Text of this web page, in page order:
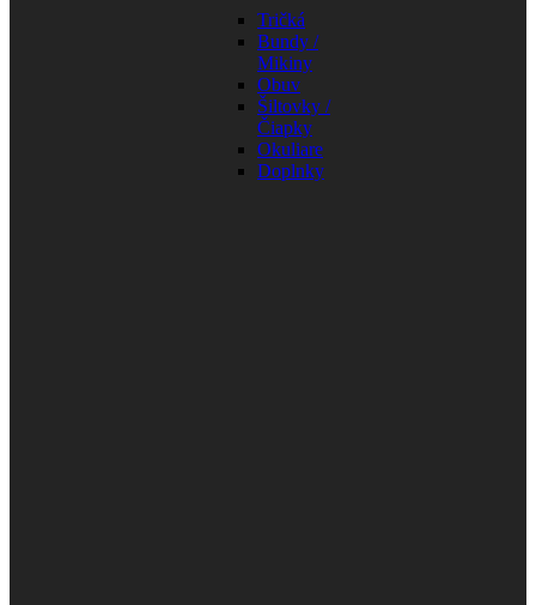
Tričká
Bundy /
Mikiny
Obuv
Šiltovky /
Čiapky
Okuliare
Doplnky